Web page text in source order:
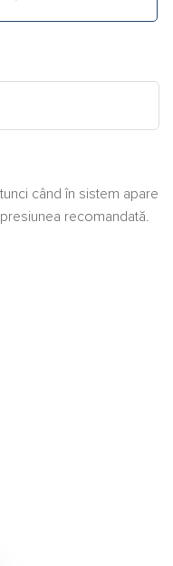
când în sistem apare
recomandată.